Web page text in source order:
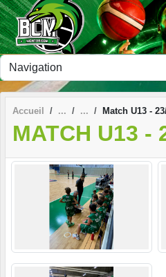
Accueil Match U13 -
MATCH U13 -
Panneau de gestion des cookies